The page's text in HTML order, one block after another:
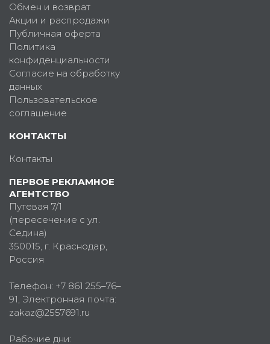
Обмен и возврат
Акции и распродажи
Публичная оферта
Политика
конфиденциальности
Согласие на обработку
данных
Пользовательское
соглашение
КОНТАКТЫ
Контакты
ПЕРВОЕ РЕКЛАМНОЕ
АГЕНТСТВО
Путевая 7/1
(пересечение с ул.
Седина)
350015, г. Краснодар,
Россия
Телефон: +7 861 255–76–
91, Электронная почта:
zakaz@2557691.ru
Рабочие дни: